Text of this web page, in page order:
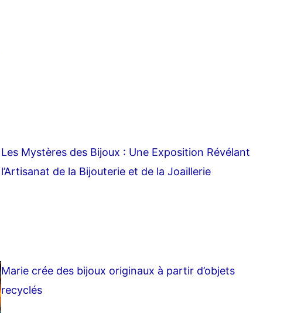
Les Mystères des Bijoux : Une Exposition Révélant
l’Artisanat de la Bijouterie et de la Joaillerie
Marie crée des bijoux originaux à partir d’objets
recyclés